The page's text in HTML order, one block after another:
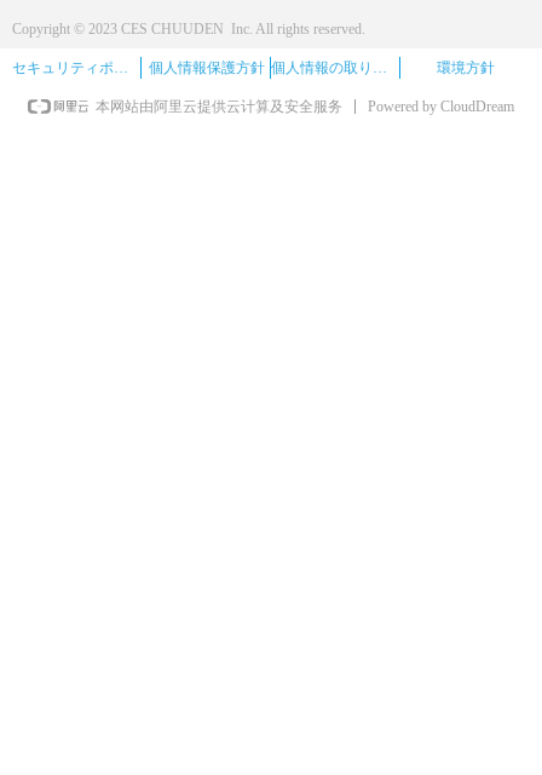
Copyright © 2023 CES CHUUDEN Inc. All rights reserved.
セキュリティポリシー 個人情報保護方針 個人情報の取り扱い 環境方針
本网站由阿里云提供云计算及安全服务 Powered by CloudDream